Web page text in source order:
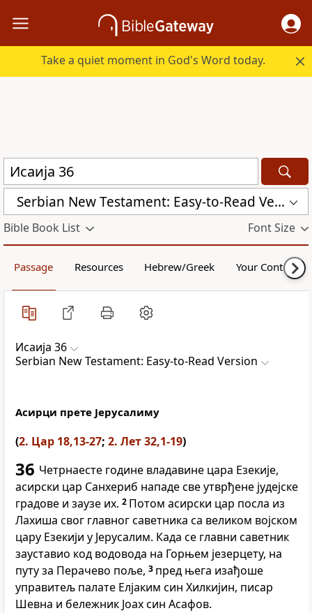
Take a quiet moment in God's Word today.
Serbian New Testament: Easy-to-Read Version (ERV-SR)
Bible Book List Font Size
Passage Resources Hebrew/Greek Your Content
Исаија 36
Serbian New Testament: Easy-to-Read Version
Асирци прете Јерусалиму
(2. Цар 18,13-27; 2. Лет 32,1-19)
36 Четрнаесте године владавине цара Езекије,
асирски цар Санхериб нападе све утврђене јудејске
градове и заузе их. 2 Потом асирски цар посла из
Лахиша свог главног саветника са великом војском
цару Езекији у Јерусалим. Када се главни саветник
зауставио код водовода на Горњем језерцету, на
путу за Перачево поље, 3 пред њега изађоше
управитељ палате Елјаким син Хилкијин, писар
Шевна и бележник Јоах син Асафов.